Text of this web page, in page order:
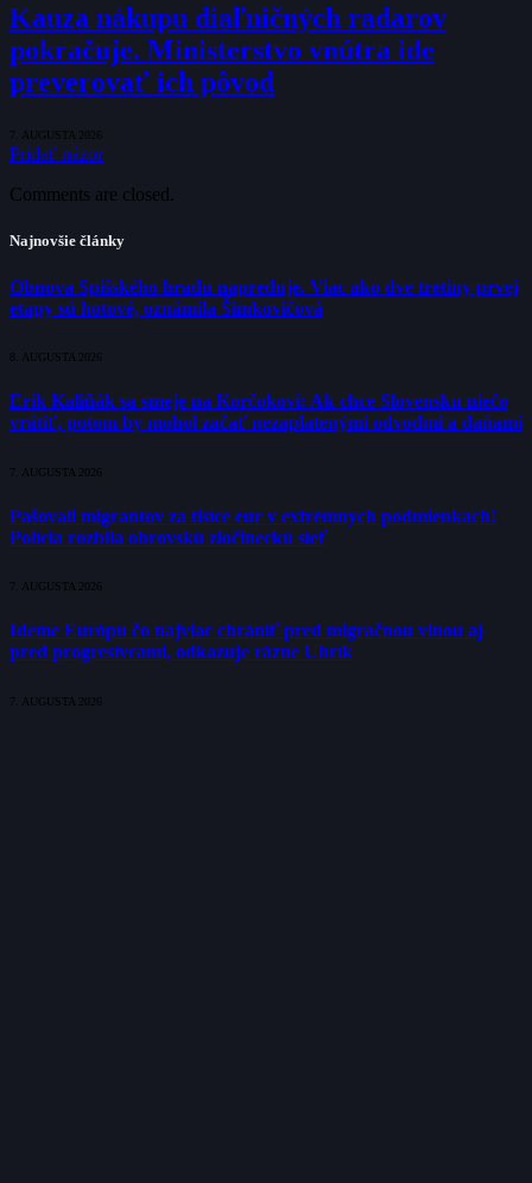
Kauza nákupu diaľničných radarov
pokračuje. Ministerstvo vnútra ide
preverovať ich pôvod
7. AUGUSTA 2026
Pridať názor
Comments are closed.
Najnovšie články
Obnova Spišského hradu napreduje. Viac ako dve tretiny prvej
etapy sú hotové, oznámila Šimkovičová
8. AUGUSTA 2026
Erik Kaliňák sa smeje na Korčokovi: Ak chce Slovensku niečo
vrátiť, potom by mohol začať nezaplatenými odvodmi a daňami
7. AUGUSTA 2026
Pašovali migrantov za tisíce eur v extrémnych podmienkach!
Polícia rozbila obrovskú zločineckú sieť
7. AUGUSTA 2026
Ideme Európu čo najviac chrániť pred migračnou vlnou aj
pred progresívcami, odkazuje rázne Uhrík
7. AUGUSTA 2026